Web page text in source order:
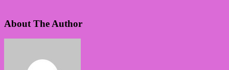
About The Author